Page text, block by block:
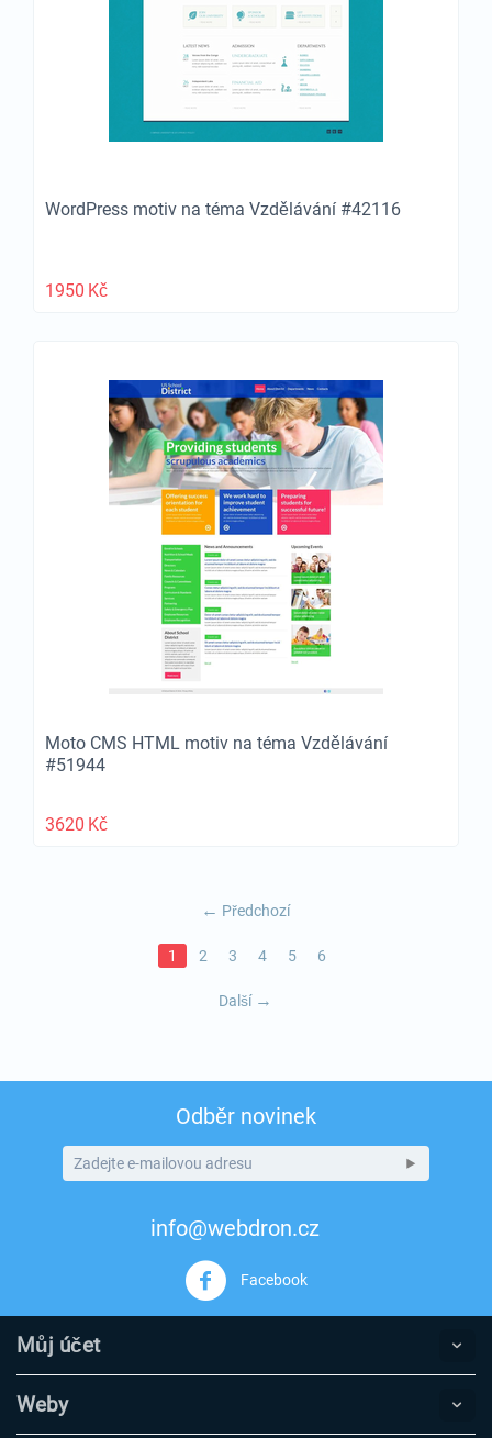
WordPress motiv na téma Vzdělávání #42116
1950 Kč
Moto CMS HTML motiv na téma Vzdělávání
#51944
3620 Kč
Předchozí
1 2 3 4 5 6
Další
Odběr novinek
info@webdron.cz
Facebook
Můj účet
Weby